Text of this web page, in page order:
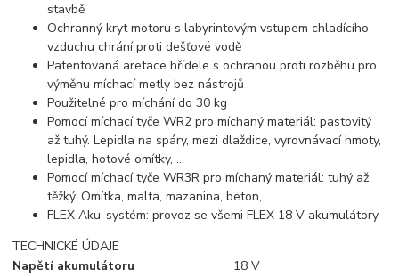
stavbě
Ochranný kryt motoru s labyrintovým vstupem chladícího
vzduchu chrání proti dešťové vodě
Patentovaná aretace hřídele s ochranou proti rozběhu pro
výměnu míchací metly bez nástrojů
Použitelné pro míchání do 30 kg
Pomocí míchací tyče WR2 pro míchaný materiál: pastovitý
až tuhý. Lepidla na spáry, mezi dlaždice, vyrovnávací hmoty,
lepidla, hotové omítky, ...
Pomocí míchací tyče WR3R pro míchaný materiál: tuhý až
těžký. Omítka, malta, mazanina, beton, ...
FLEX Aku-systém: provoz se všemi FLEX 18 V akumulátory
TECHNICKÉ ÚDAJE
Napětí akumulátoru
18 V